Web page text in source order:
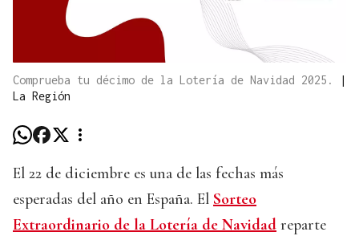
Comprueba tu décimo de la Lotería de Navidad 2025.
|
La Región
El 22 de diciembre es una de las fechas más
esperadas del año en España. El Sorteo
Extraordinario de la Lotería de Navidad reparte